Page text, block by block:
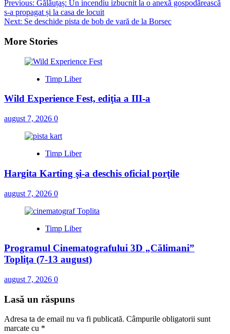
Post
navigation
Previous: Gălăuțaș: Un incendiu izbucnit la o anexă gospodărească
s-a propagat și la casa de locuit
Next: Se deschide pista de bob de vară de la Borsec
More Stories
Timp Liber
Wild Experience Fest, ediţia a III-a
august 7, 2026 0
Timp Liber
Hargita Karting şi-a deschis oficial porţile
august 7, 2026 0
Timp Liber
Programul Cinematografului 3D „Călimani”
Topliţa (7-13 august)
august 7, 2026 0
Lasă un răspuns
Adresa ta de email nu va fi publicată. Câmpurile obligatorii sunt
marcate cu *